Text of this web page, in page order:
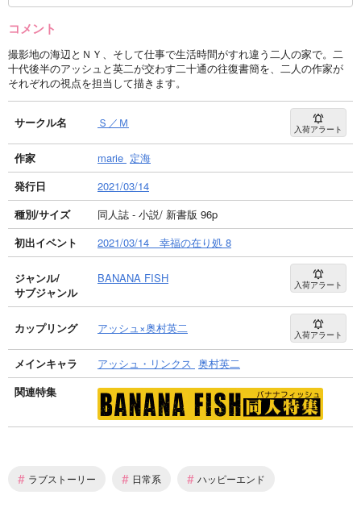
コメント
撮影地の海辺とＮＹ、そして仕事で生活時間がすれ違う二人の家で。二
十代後半のアッシュと英二が交わす二十通の往復書簡を、二人の作家が
それぞれの視点を担当して描きます。
サークル名 Ｓ／Ｍ 入荷アラート
作家 marie 定海
発行日
2021/03/14
種別/サイズ
同人誌 - 小説/ 新書版 96p
初出イベント
2021/03/14 幸福の在り処 8
ジャンル/
サブジャンル
BANANA FISH 入荷アラート
カップリング アッシュ×奥村英二 入荷アラート
メインキャラ アッシュ・リンクス 奥村英二
関連特集
# ラブストーリー # 日常系 # ハッピーエンド